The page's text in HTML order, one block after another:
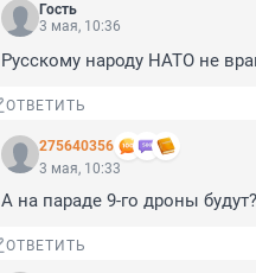
Гость
3 мая, 10:36
Русскому народу НАТО не
ОТВЕТИТЬ
275640356
3 мая, 10:33
А на параде 9-го дроны
ОТВЕТИТЬ